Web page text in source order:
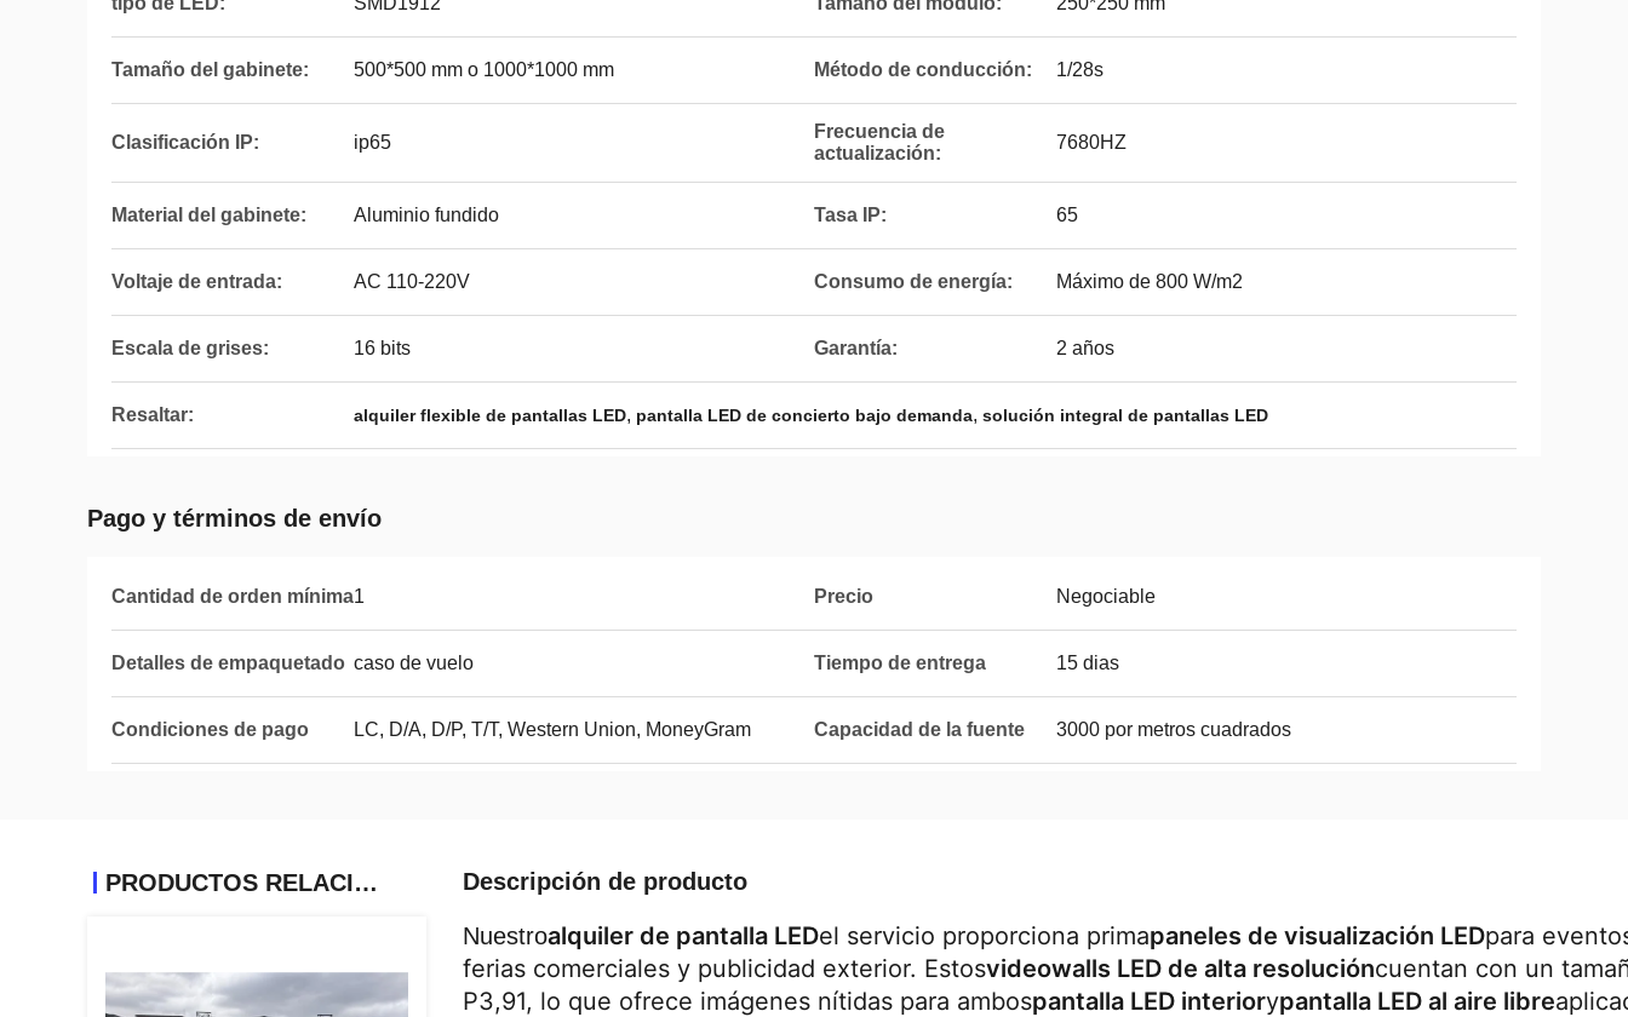
Tamaño del gabinete: 500*500 mm o 1000*1000 mm Método de conducción: 1/28s
Clasificación IP: ip65
Frecuencia de
actualización:
7680HZ
Material del gabinete: Aluminio fundido Tasa IP: 65
Voltaje de entrada: AC 110-220V Consumo de energía: Máximo de 800 W/m2
Escala de grises: 16 bits Garantía: 2 años
Resaltar: alquiler flexible de pantallas LED, pantalla LED de concierto bajo demanda, solución integral de pantallas LED
Pago y términos de envío
Cantidad de orden mínima1 Precio Negociable
Detalles de empaquetado caso de vuelo Tiempo de entrega 15 dias
Condiciones de pago LC, D/A, D/P, T/T, Western Union, MoneyGram Capacidad de la fuente 3000 por metros cuadrados
PRODUCTOS RELACIONADOS Descripción de producto
Nuestroalquiler de pantalla LEDel servicio proporciona primapaneles de visualización LEDpara
ferias comerciales y publicidad exterior. Estosvideowalls LED de alta resolucióncuentan con un
P3,91, lo que ofrece imágenes nítidas para ambospantalla LED interiorypantalla LED al aire libre